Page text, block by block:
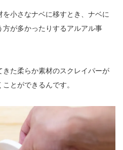
小さなナベに移すとき、ナベに
方が多かったりするアルアル事
た柔らか素材のスクレイパーが
とができるんです。